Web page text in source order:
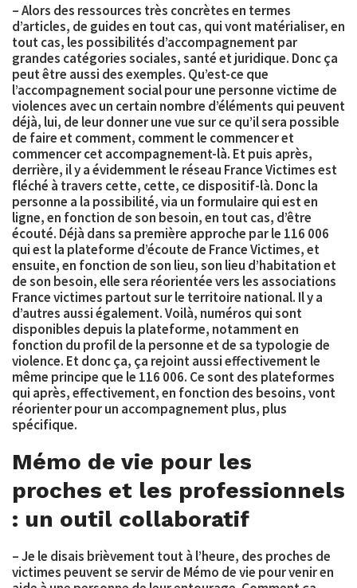
– Alors des ressources très concrètes en termes
d’articles, de guides en tout cas, qui vont matérialiser, en
tout cas, les possibilités d’accompagnement par
grandes catégories sociales, santé et juridique. Donc ça
peut être aussi des exemples. Qu’est-ce que
l’accompagnement social pour une personne victime de
violences avec un certain nombre d’éléments qui peuvent
déjà, lui, de leur donner une vue sur ce qu’il sera possible
de faire et comment, comment le commencer et
commencer cet accompagnement-là. Et puis après,
derrière, il y a évidemment le réseau France Victimes est
fléché à travers cette, cette, ce dispositif-là. Donc la
personne a la possibilité, via un formulaire qui est en
ligne, en fonction de son besoin, en tout cas, d’être
écouté. Déjà dans sa première approche par le 116 006
qui est la plateforme d’écoute de France Victimes, et
ensuite, en fonction de son lieu, son lieu d’habitation et
de son besoin, elle sera réorientée vers les associations
France victimes partout sur le territoire national. Il y a
d’autres aussi également. Voilà, numéros qui sont
disponibles depuis la plateforme, notamment en
fonction du profil de la personne et de sa typologie de
violence. Et donc ça, ça rejoint aussi effectivement le
même principe que le 116 006. Ce sont des plateformes
qui après, effectivement, en fonction des besoins, vont
réorienter pour un accompagnement plus, plus
spécifique.
Mémo de vie pour les
proches et les professionnels
: un outil collaboratif
– Je le disais brièvement tout à l’heure, des proches de
victimes peuvent se servir de Mémo de vie pour venir en